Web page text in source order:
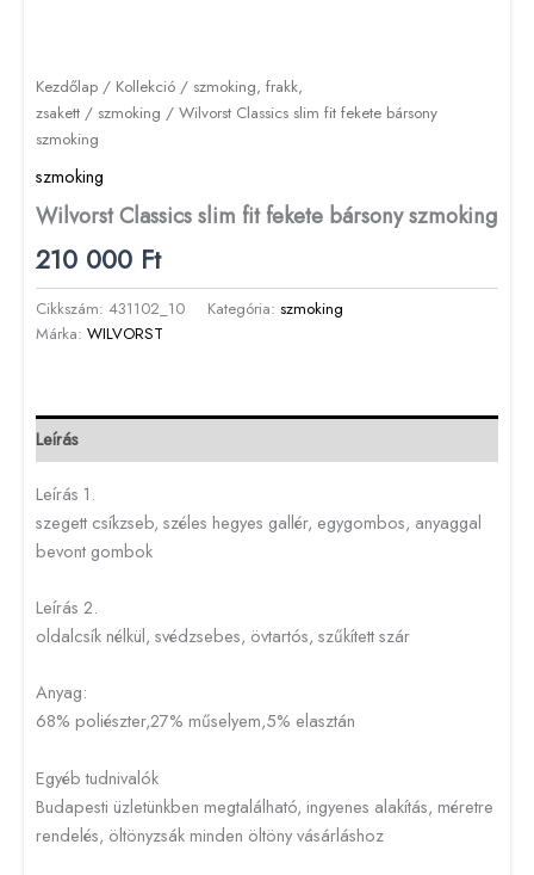
Kezdőlap / Kollekció / szmoking, frakk,
zsakett / szmoking / Wilvorst Classics slim fit fekete bársony
szmoking
szmoking
Wilvorst Classics slim fit fekete bársony szmoking
210 000 Ft
Cikkszám: 431102_10 Kategória: szmoking
Márka: WILVORST
Leírás
Leírás 1.
szegett csíkzseb, széles hegyes gallér, egygombos, anyaggal
bevont gombok
Leírás 2.
oldalcsík nélkül, svédzsebes, övtartós, szűkített szár
Anyag:
68% poliészter,27% műselyem,5% elasztán
Egyéb tudnivalók
Budapesti üzletünkben megtalálható, ingyenes alakítás, méretre
rendelés, öltönyzsák minden öltöny vásárláshoz